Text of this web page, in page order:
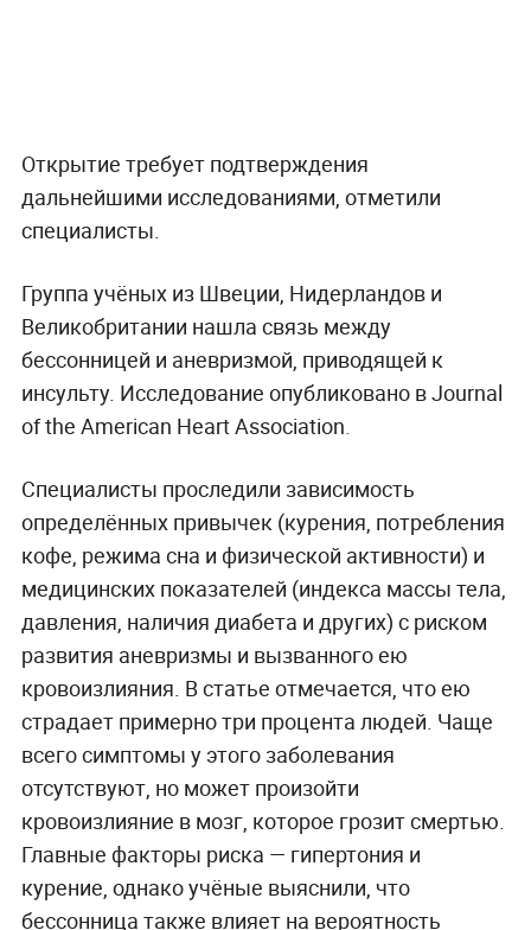
Открытие требует подтверждения
дальнейшими исследованиями, отметили
специалисты.
Группа учёных из Швеции, Нидерландов и
Великобритании нашла связь между
бессонницей и аневризмой, приводящей к
инсульту. Исследование опубликовано в Journal
of the American Heart Association
Специалисты проследили зависимость
определённых привычек (курения, потребления
кофе, режима сна и физической активности) и
медицинских показателей (индекса массы тела,
давления, наличия диабета и других) с риском
развития аневризмы и вызванного ею
кровоизлияния. В статье отмечается, что ею
страдает примерно три процента людей. Чаще
всего симптомы у этого заболевания
отсутствуют, но может произойти
кровоизлияние в мозг, которое грозит смертью.
Главные факторы риска — гипертония и
курение, однако учёные выяснили, что
бессонница также влияет на вероятность